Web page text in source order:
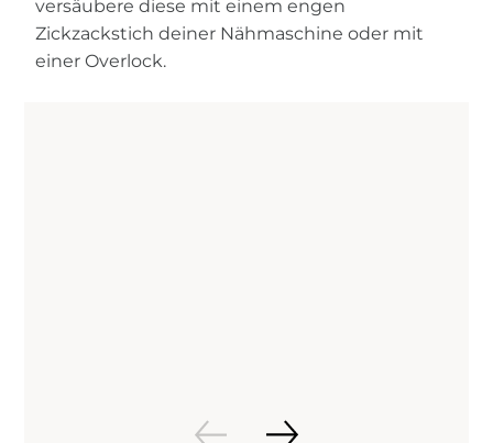
versäubere diese mit einem engen
Zickzackstich deiner Nähmaschine oder mit
einer Overlock.